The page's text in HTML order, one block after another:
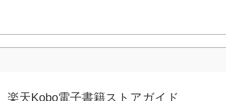
楽天Kobo電子書籍ストアガイド